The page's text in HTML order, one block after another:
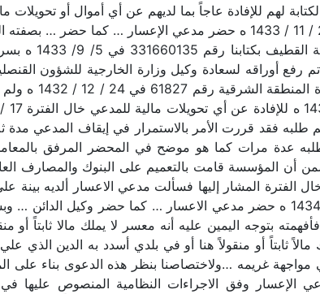
لهم للإفادة عاجاً بما لديهم عن أي أموال أو
إيقافه حتى موعد الجلسة القادمة. وفي جلسة أخرى بتاريخ 21 / 11 / 1433 ه
والتخليص
في 20 / 9/ 1433 ه المتضمن أنه تم رفع أوراقه لسعادة وكيل وزارة
عن أمواله
عدة مرات كما هو موضح في المحضر المرفق
رقم 33-4904 في 1/ 12 / 1433 ه المتضمن أن المؤسسة قامت بالتعميم على
الفترة المشار إليها فسألت مدعي الاعسار ألديه بينة
يعرفني في هذه الباد أحد وفي جلسة أخرى بتاريخ 10 / 01 / 1434 ه حضر مدعي
بتوجه اليمين عليه أنه معسر لا يملك مالا ثابتاً أو
ثابتاً أو منقولاً هنا أو في بلدي أسدد به الدين